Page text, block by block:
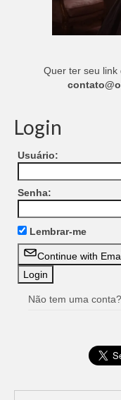
Quer ter seu link
Login
Usuário:
Senha:
Lembrar-me
Continue with
Não tem uma conta?